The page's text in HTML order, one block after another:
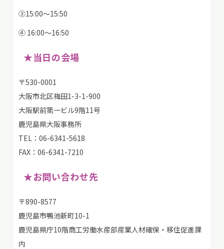
③15:00～15:50
④ 16:00～16:50
★当日の会場
〒530-0001
大阪市北区梅田1-3-1-900
大阪駅前第一ビル9階11号
鹿児島県大阪事務所
TEL：06-6341-5618
FAX：06-6341-7210
★お問い合わせ先
〒890-8577
鹿児島市鴨池新町10-1
鹿児島県庁10階商工労働水産部産業人材確保・移住促進課
内